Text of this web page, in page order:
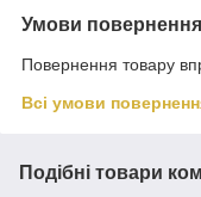
Умови повернення
Повернення товару
Всі умови
Подібні товари